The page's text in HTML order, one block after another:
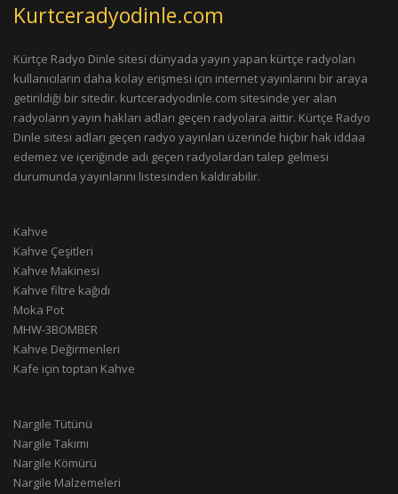
Kurtceradyodinle.com
Kürtçe Radyo Dinle sitesi dünyada yayın yapan kürtçe radyoları
kullanıcıların daha kolay erişmesi için internet yayınlarını bir araya
getirildiği bir sitedir. kurtceradyodinle.com sitesinde yer alan
radyoların yayın hakları adları geçen radyolara aittir. Kürtçe Radyo
Dinle sitesi adları geçen radyo yayınları üzerinde hiçbir hak iddaa
edemez ve içeriğinde adı geçen radyolardan talep gelmesi
durumunda yayınlarını listesinden kaldırabilir.
Kahve
Kahve Çeşitleri
Kahve Makinesi
Kahve filtre kağıdı
Moka Pot
MHW-3BOMBER
Kahve Değirmenleri
Kafe için toptan Kahve
Nargile Tütünü
Nargile Takımı
Nargile Kömürü
Nargile Malzemeleri